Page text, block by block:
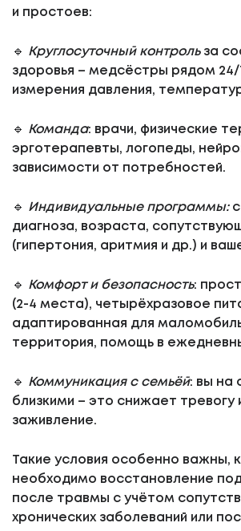
и простоев:
🔹 Круглосуточный контроль за
здоровья – медсёстры рядом 24/
измерения давления,
🔹 Команда: врачи, физические
эрготерапевты, логопеды,
зависимости от потребностей.
🔹 Индивидуальные программы:с
диагноза, возраста,
(гипертония, аритмия и др.) и
🔹 Комфорт и безопасность:
(2-4 места), четырёхразовое
адаптированная для
территория, помощь в
🔹 Коммуникация с семьёй: вы на
близкими – это снижает тревогу
заживление.
Такие условия особенно важны,
необходимо восстановление
после травмы с учётом
хронических заболеваний или